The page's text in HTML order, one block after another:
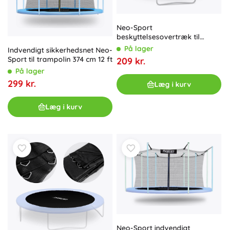
Indvendigt sikkerhedsnet Neo-
Sport til trampolin 374 cm 12 ft
På lager
299 kr.
Læg i kurv
Neo-Sport
beskyttelsesovertræk til
trampolinfjedre 183 cm
På lager
209 kr.
Læg i kurv
Neo-Sport indvendigt